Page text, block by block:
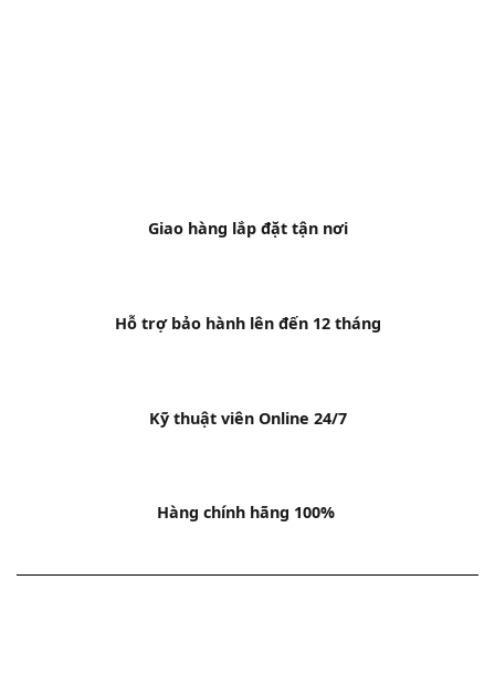
Giao hàng lắp đặt tận nơi
Hỗ trợ bảo hành lên đến 12 tháng
Kỹ thuật viên Online 24/7
Hàng chính hãng 100%